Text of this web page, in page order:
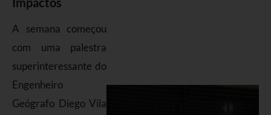
A semana começou
com uma palestra
superinteressante do
Engenheiro
Geógrafo Diego Vila